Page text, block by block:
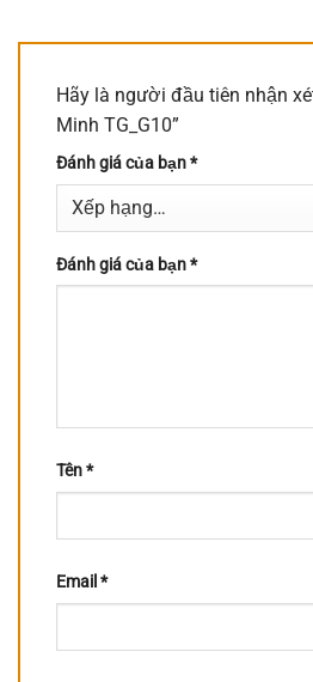
Hãy là người đầu tiên nhận
Minh TG_G10”
Đánh giá của bạn*
Đánh giá của bạn*
Tên*
Email *